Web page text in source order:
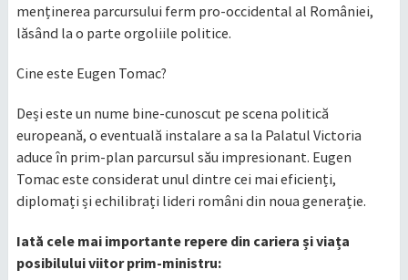
menținerea parcursului ferm pro-occidental al României,
lăsând la o parte orgoliile politice.
​Cine este Eugen Tomac?
​Deși este un nume bine-cunoscut pe scena politică
europeană, o eventuală instalare a sa la Palatul Victoria
aduce în prim-plan parcursul său impresionant. Eugen
Tomac este considerat unul dintre cei mai eficienți,
diplomați și echilibrați lideri români din noua generație.
​Iată cele mai importante repere din cariera și viața
posibilului viitor prim-ministru: